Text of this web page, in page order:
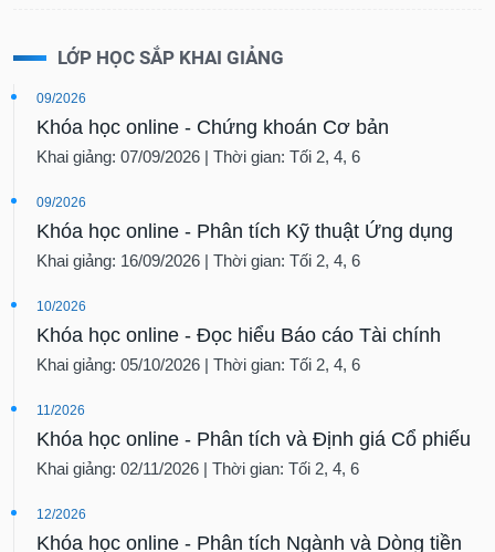
LỚP HỌC SẮP KHAI GIẢNG
09/2026
Khóa học online - Chứng khoán Cơ bản
Khai giảng: 07/09/2026 | Thời gian: Tối 2, 4, 6
09/2026
Khóa học online - Phân tích Kỹ thuật Ứng dụng
Khai giảng: 16/09/2026 | Thời gian: Tối 2, 4, 6
10/2026
Khóa học online - Đọc hiểu Báo cáo Tài chính
Khai giảng: 05/10/2026 | Thời gian: Tối 2, 4, 6
11/2026
Khóa học online - Phân tích và Định giá Cổ phiếu
Khai giảng: 02/11/2026 | Thời gian: Tối 2, 4, 6
12/2026
Khóa học online - Phân tích Ngành và Dòng tiền